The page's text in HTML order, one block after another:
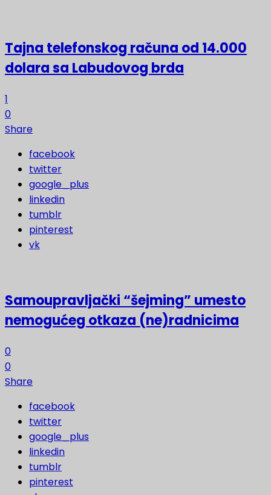
Tajna telefonskog računa od 14.000
dolara sa Labudovog brda
1
0
Share
facebook
twitter
google_plus
linkedin
tumblr
pinterest
vk
Samoupravljački “šejming” umesto
nemogućeg otkaza (ne)radnicima
0
0
Share
facebook
twitter
google_plus
linkedin
tumblr
pinterest